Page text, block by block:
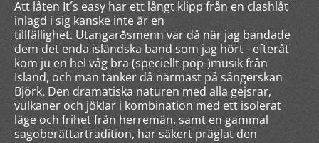
Att låten It´s easy har ett långt klipp från en clashlåt
inlagd i sig kanske inte är en
tillfällighet. Utangarðsmenn var då när jag bandade
dem det enda isländska band som jag hört - efteråt
kom ju en hel våg bra (speciellt pop-)musik från
Island, och man tänker då närmast på sångerskan
Björk. Den dramatiska naturen med alla gejsrar,
vulkaner och jöklar i kombination med ett isolerat
läge och frihet från herremän, samt en gammal
sagoberättartradition, har säkert präglat den